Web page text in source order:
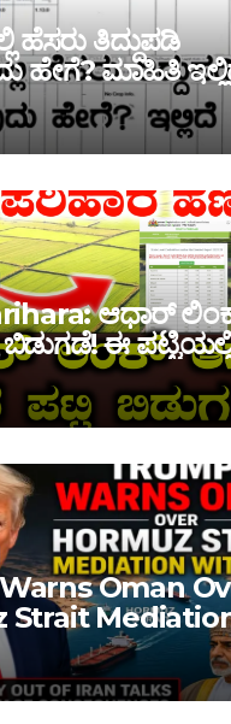
ತಿದ್ದುಪಡಿ
ಹೇಗೆ? ಮಾಹಿತಿ
ಆಧಾರ್
ಬಿಡುಗಡೆ! ಈ
ನಿಮಗೆ ಹಣ ಜಮಾ
Oman
Strait